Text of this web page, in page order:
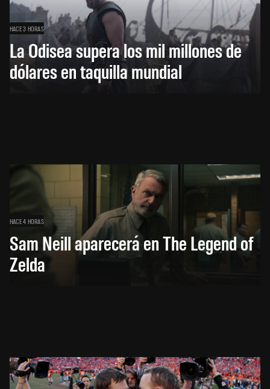
HACE 3 HORAS
La Odisea supera los mil millones de
dólares en taquilla mundial
HACE 4 HORAS
Sam Neill aparecerá en The Legend of
Zelda